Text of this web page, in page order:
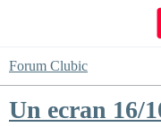
Forum Clubic
Un ecran 16/